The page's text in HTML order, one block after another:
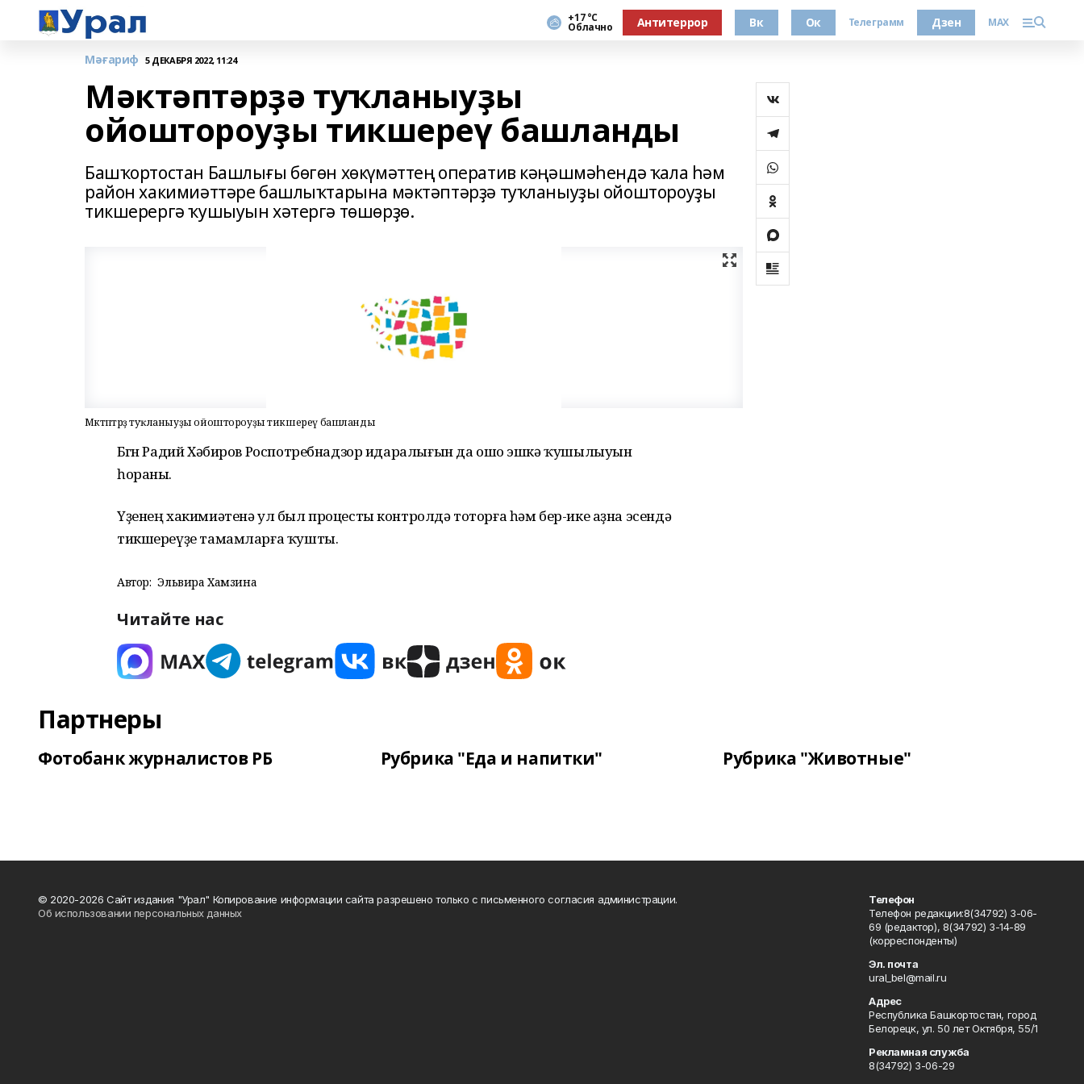
+17 °С
Облачно Антитеррор Вк Ок Телеграмм Дзен MAX
Мәғариф 5 ДЕКАБРЯ 2022, 11:24
Мәктәптәрҙә туҡланыуҙы
ойоштороуҙы тикшереү башланды
Башҡортостан Башлығы бөгөн хөкүмәттең оператив кәңәшмәһендә ҡала һәм
район хакимиәттәре башлыҡтарына мәктәптәрҙә туҡланыуҙы ойоштороуҙы
тикшерергә ҡушыуын хәтергә төшөрҙө.
Мәктәптәрҙә туҡланыуҙы ойоштороуҙы тикшереү башланды
Бөгөн Радий Хәбиров Роспотребнадзор идаралығын да ошо эшкә ҡушылыуын
һораны.
Үҙенең хакимиәтенә ул был процесты контролдә тоторға һәм бер-ике аҙна эсендә
тикшереүҙе тамамларға ҡушты.
Автор: Эльвира Хамзина
Читайте нас
Партнеры
Фотобанк журналистов РБ Рубрика "Еда и напитки" Рубрика "Животные"
© 2020-2026 Сайт издания "Урал" Копирование информации сайта разрешено только с письменного согласия администрации.
Об использовании персональных данных
Телефон
Телефон редакции:8(34792) 3-06-
69 (редактор), 8(34792) 3-14-89
(корреспонденты)
Эл. почта
ural_bel@mail.ru
Адрес
Республика Башкортостан, город
Белорецк, ул. 50 лет Октября, 55/1
Рекламная служба
8(34792) 3-06-29